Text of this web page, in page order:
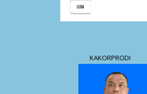
KAKORPRODI